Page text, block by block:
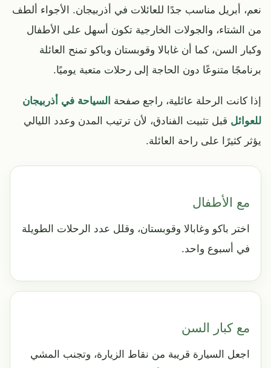
نعم، أبريل مناسب جدًا للعائلات في أذربيجان. الأجواء ألطف
من الشتاء، والجولات الخارجية تكون أسهل على الأطفال
وكبار السن، كما أن غابالا وقوبستان وباكو تمنح العائلة
برنامجًا متنوعًا دون الحاجة إلى رحلات متعبة يوميًا.
إذا كانت الرحلة عائلية، راجع صفحة السياحة في أذربيجان
للعوائل قبل تثبيت الفنادق، لأن ترتيب المدن وعدد الليالي
يؤثر كثيرًا على راحة العائلة.
مع الأطفال
اختر باكو وغابالا وقوبستان، وقلل عدد الرحلات الطويلة
في أسبوع واحد.
مع كبار السن
اجعل السيارة قريبة من نقاط الزيارة، وتجنب المشي